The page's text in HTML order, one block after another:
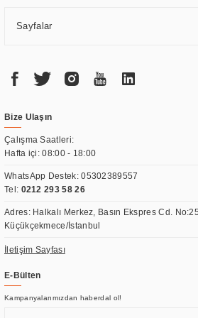
Sayfalar
Bize Ulaşın
Çalışma Saatleri:
Hafta içi: 08:00 - 18:00
WhatsApp Destek:05302389557
Tel: 0212 293 58 26
Adres: Halkalı Merkez, Basın Ekspres Cd.
Küçükçekmece/İstanbul
İletişim Sayfası
E-Bülten
Kampanyalarımızdan haberdal ol!